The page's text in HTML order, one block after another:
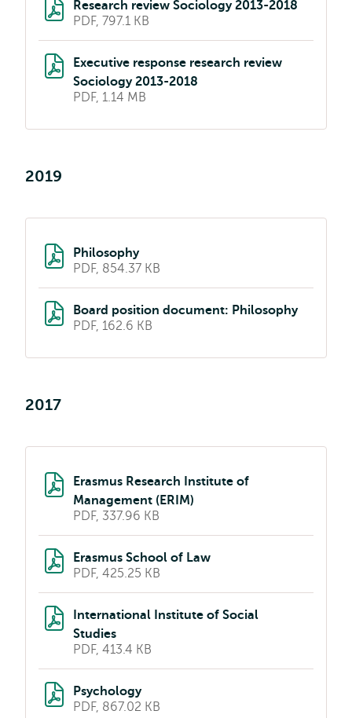
Research review Sociology 2013-2018
PDF, 797.1 KB
Executive response research review
Sociology 2013-2018
PDF, 1.14 MB
2019
Philosophy
PDF, 854.37 KB
Board position document: Philosophy
PDF, 162.6 KB
2017
Erasmus Research Institute of
Management (ERIM)
PDF, 337.96 KB
Erasmus School of Law
PDF, 425.25 KB
International Institute of Social
Studies
PDF, 413.4 KB
Psychology
PDF, 867.02 KB